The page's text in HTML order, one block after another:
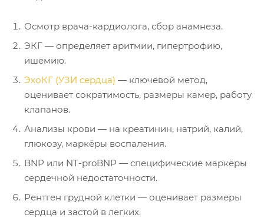
Осмотр врача-кардиолога, сбор анамнеза.
ЭКГ — определяет аритмии, гипертрофию,
ишемию.
ЭхоКГ (УЗИ сердца) — ключевой метод,
оценивает сократимость, размеры камер, работу
клапанов.
Анализы крови — на креатинин, натрий, калий,
глюкозу, маркёры воспаления.
BNP или NT-proBNP — специфические маркёры
сердечной недостаточности.
Рентген грудной клетки — оценивает размеры
сердца и застой в лёгких.